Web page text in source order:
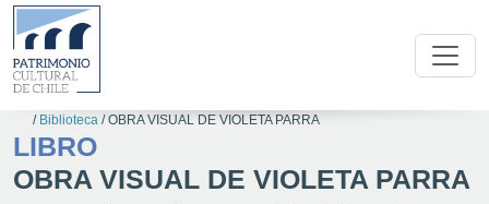
/ Biblioteca /OBRA VISUAL DE VIOLETA PARRA
LIBRO
OBRA VISUAL DE VIOLETA PARRA